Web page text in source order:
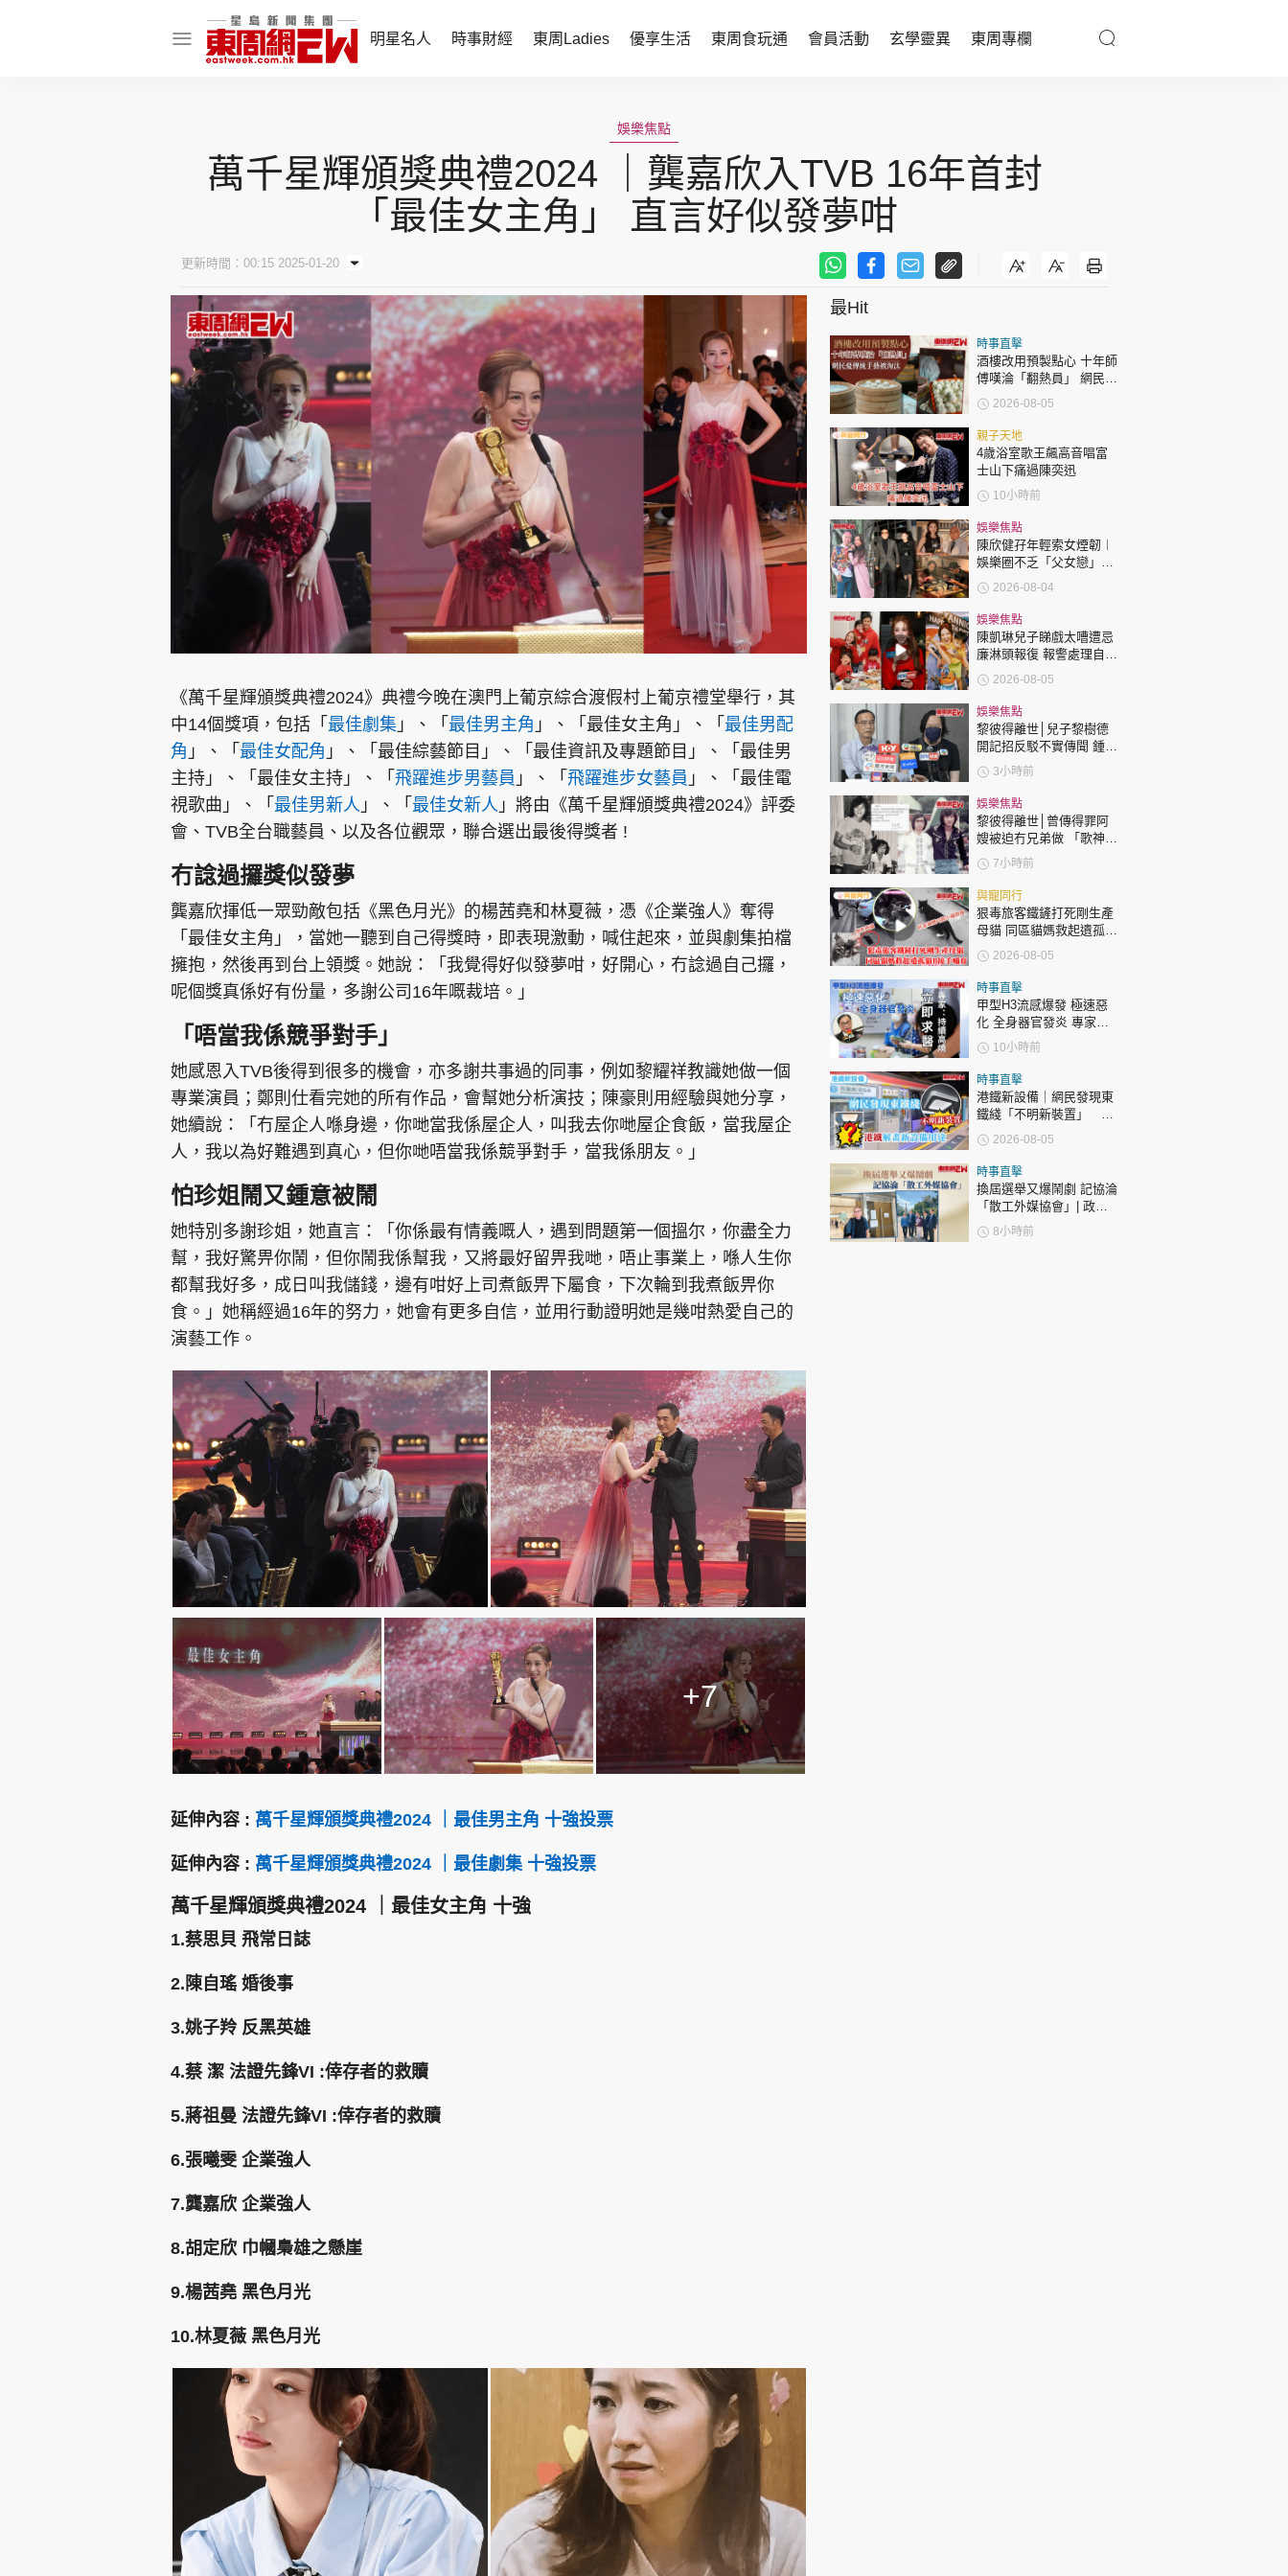
明星名人 時事財經 東周Ladies 優享生活 東周食玩通 會員活動 玄學靈異 東周專欄
話題人物 財經智庫
焦點人物
談情說性
時尚生活
健康醫美
親子天地
與寵同行
東周食玩通
樂在灣區
飲食玩樂
會員活動
東周JETSO 東勝運程
智富天下 李居明
神機妙算 李丞責
緣來有理 麥玲玲
鬼靈精怪 威師兄
娛樂名人
文化藝術
時政財經
健康生活
飲食旅遊
集團旗下品牌
東周刊 cazbuyer 東Touch PCM 電腦廣場 星島頭條 星島日報 頭條日報 星島環球 The Standard 親子王
Oh!爸媽 JobMarket 頭條搵工 EDUPLUS
關於我們 聯絡我們 隱私政策聲明 使用條款 版權及免責聲明 Copyright © 東周網 版權所有 . 不得轉載 ©Eastweek.com.hk. All rights reserved.
娛樂焦點
萬千星輝頒獎典禮2024 ｜龔嘉欣入TVB 16年首封
「最佳女主角」 直言好似發夢咁
更新時間：00:15 2025-01-20
《萬千星輝頒獎典禮2024》典禮今晚在澳門上葡京綜合渡假村上葡京禮堂舉行，其
中14個獎項，包括「 最佳劇集 」、「 最佳男主角 」、「最佳女主角」、「 最佳男配
角 」、「 最佳女配角 」、「最佳綜藝節目」、「最佳資訊及專題節目」、「最佳男
主持」、「最佳女主持」、「 飛躍進步男藝員 」、「 飛躍進步女藝員 」、「最佳電
視歌曲」、「 最佳男新人 」、「 最佳女新人 」將由《萬千星輝頒獎典禮2024》評委
會、TVB全台職藝員、以及各位觀眾，聯合選出最後得獎者 !
冇諗過攞獎似發夢
龔嘉欣揮低一眾勁敵包括《黑色月光》的楊茜堯和林夏薇，憑《企業強人》奪得
「最佳女主角」，當她一聽到自己得獎時，即表現激動，喊住起來，並與劇集拍檔
擁抱，然後再到台上領獎。她說：「我覺得好似發夢咁，好開心，冇諗過自己攞，
呢個獎真係好有份量，多謝公司16年嘅裁培。」
「唔當我係競爭對手」
她感恩入TVB後得到很多的機會，亦多謝共事過的同事，例如黎耀祥教識她做一個
專業演員；鄭則仕看完她的所有作品，會幫她分析演技；陳豪則用經驗與她分享，
她續說：「冇屋企人喺身邊，你哋當我係屋企人，叫我去你哋屋企食飯，當我屋企
人，我以為好難遇到真心，但你哋唔當我係競爭對手，當我係朋友。」
怕珍姐鬧又鍾意被鬧
她特別多謝珍姐，她直言：「你係最有情義嘅人，遇到問題第一個搵尔，你盡全力
幫，我好驚畀你鬧，但你鬧我係幫我，又將最好留畀我哋，唔止事業上，喺人生你
都幫我好多，成日叫我儲錢，邊有咁好上司煮飯畀下屬食，下次輪到我煮飯畀你
食。」她稱經過16年的努力，她會有更多自信，並用行動證明她是幾咁熱愛自己的
演藝工作。
+7
延伸內容 : 萬千星輝頒獎典禮2024 ｜最佳男主角 十強投票
延伸內容 : 萬千星輝頒獎典禮2024 ｜最佳劇集 十強投票
萬千星輝頒獎典禮2024 ｜最佳女主角 十強
1.蔡思貝 飛常日誌
2.陳自瑤 婚後事
3.姚子羚 反黑英雄
4.蔡 潔 法證先鋒VI :倖存者的救贖
5.蔣祖曼 法證先鋒VI :倖存者的救贖
6.張曦雯 企業強人
7.龔嘉欣 企業強人
8.胡定欣 巾幗梟雄之懸崖
9.楊茜堯 黑色月光
10.林夏薇 黑色月光
最Hit
時事直擊
酒樓改用預製點心 十年師
傅嘆淪「翻熱員」 網民憂
傳統手藝被淘汰
2026-08-05
親子天地
4歲浴室歌王飆高音唱富
士山下痛過陳奕迅
10小時前
娛樂焦點
陳欣健孖年輕索女煙韌︱
娛樂圈不乏「父女戀」
「爺孫戀」 年齡差距最大
達51歲 最受矚目有李龍
基謝賢
2026-08-04
娛樂焦點
陳凱琳兒子睇戲太嘈遭忌
廉淋頭報復 報警處理自責
護子不力 歐錦棠陳倩揚齊
表態「媽媽有責任」
2026-08-05
娛樂焦點
黎彼得離世│兒子黎樹德
開記招反駁不實傳聞 鍾志
光代好友澄清：冇經濟問
題
3小時前
娛樂焦點
黎彼得離世│曾傳得罪阿
嫂被迫冇兄弟做 「歌神」
許冠傑親筆撰寫悼念忘友
7小時前
與寵同行
狠毒旅客鐵鏟打死剛生產
母貓 同區貓媽救起遺孤貓
B接手哺育
2026-08-05
時事直擊
甲型H3流感爆發 極速惡
化 全身器官發炎 專家：
持續高燒要立即求醫
10小時前
時事直擊
港鐵新設備｜網民發現東
鐵綫「不明新裝置」 港
鐵解畫新設備用途
2026-08-05
時事直擊
換屆選舉又爆鬧劇 記協淪
「散工外媒協會」| 政官
莊
8小時前